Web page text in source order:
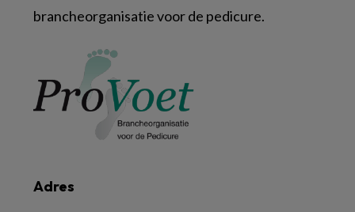
Adres
brancheorganisatie voor de pedicure.